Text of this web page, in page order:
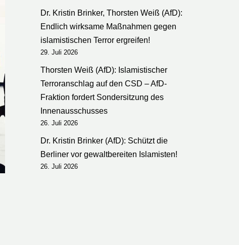
Dr. Kristin Brinker, Thorsten Weiß (AfD):
Endlich wirksame Maßnahmen gegen
islamistischen Terror ergreifen!
29. Juli 2026
Thorsten Weiß (AfD): Islamistischer
Terroranschlag auf den CSD – AfD-
Fraktion fordert Sondersitzung des
Innenausschusses
26. Juli 2026
Dr. Kristin Brinker (AfD): Schützt die
Berliner vor gewaltbereiten Islamisten!
26. Juli 2026